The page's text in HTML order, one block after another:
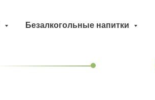
Безалкогольные напитки